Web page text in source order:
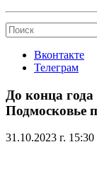
Вконтакте
Телеграм
До конца года
Подмосковье
31.10.2023 г. 15:30